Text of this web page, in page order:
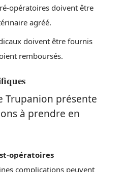
opératoires doivent être
agréé.
doivent être fournis
remboursés.
Trupanion présente
à prendre en
opératoires
complications peuvent